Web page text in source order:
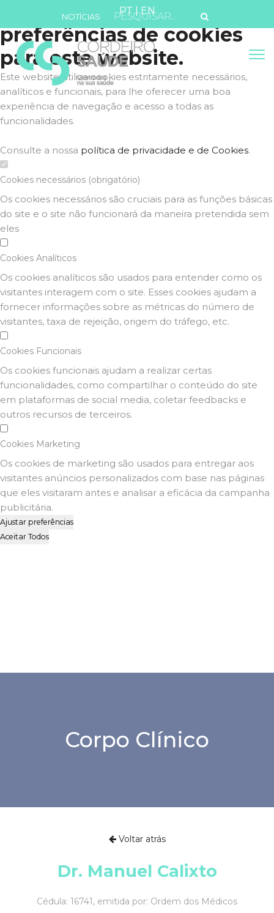
Defina as suas
preferências de cookies
para este website.
Este website utiliza cookies estritamente necessários,
analíticos e funcionais, para lhe oferecer uma boa
experiência de navegação e acesso a todas as
funcionalidades.
Consulte a nossa política de privacidade e de Cookies.
Cookies necessários (obrigatório)
Os cookies necessários são cruciais para as funções básicas
do site e o site não funcionará da maneira pretendida sem
eles
Cookies Analíticos
Os cookies analíticos são usados para entender como os
visitantes interagem com o site. Esses cookies ajudam a
fornecer informações sobre as métricas do número de
visitantes, taxa de rejeição, origem do tráfego, etc.
Cookies Funcionais
Os cookies funcionais ajudam a realizar certas
funcionalidades, como compartilhar o conteúdo do site
em plataformas de social media, coletar feedbacks e
outros recursos de terceiros.
Cookies Marketing
Os cookies de marketing são usados para entregar aos
visitantes anúncios personalizados com base nas páginas
que eles visitaram antes e analisar a eficácia da campanha
publicitária.
Ajustar preferências
Aceitar Todos
PT| EN
NOTÍCIAS
Corpo Clínico
Voltar atrás
Dr. Manuel Calixto
Cédula: 16741, emitida por: Ordem dos Médicos